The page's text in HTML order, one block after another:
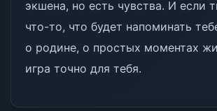
экшена, но есть чувства. И если
что-то, что будет напоминать
о родине, о простых моментах
игра точно для тебя.